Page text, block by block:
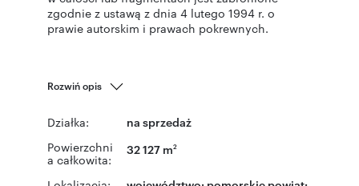
zgodnie z ustawą z dnia 4 lutego 1994 r. o
prawie autorskim i prawach pokrewnych.
Rozwiń opis
Działka: na sprzedaż
Powierzchni
a całkowita:
32 127 m2